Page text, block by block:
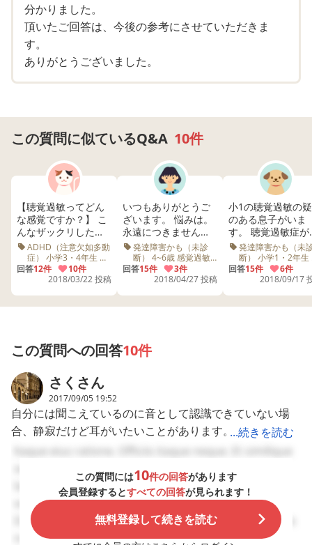
分かりました。
頂いたご回答は、今後の参考にさせていただきま
す。
ありがとうございました。
この質問に似ているQ&A 10件
【聴覚過敏ってどん
な感覚ですか？】 こ
んなザックリした質
問ですいません。 カ
テゴリも「お悩み聞
いて！」ですが、悩
みではなく、知る事
で息子により良い対
応が出来れば…と思
過敏（だけでなく、
感覚全般に過敏だそ
うですが）を持って
いると心理士さんか
ら言われました。 至
って平気そうにして
いるけども、行動の
端々に感覚過敏を思
るそうです。 そうい
えば…彼は赤ちゃん
の頃、何もない空間
をジッと見つめた
り、何の音も聞こえ
ないのに飼い猫と同
じタイミングで振り
ADHD（注意欠如多動
症） 小学3・4年生 感
覚過敏 聴覚過敏
回答12件
10件
2018/03/22 投稿
いつもありがとうご
ざいます。 悩みは。
永遠につきません
ね。 娘の特性、理解
しきれていませんで
した。というか、後
から出る特性もあり
ますか？ もしくは、
ちょっとあるのか
てありますか？ 聴覚
過敏は、そこまでで
の。痛いの」と。 保
育園だとなるようで
す。 先生は、知って
いましたが、私も知
っていると思ってい
たようでした。 それ
で、たまに、耳を抑
えたり、パニックに
す。 なんだか、急に
発達障害かも（未診
断） 4~6歳 感覚過敏
聴覚過敏 保育園 先生
パニック
回答15件
3件
2018/04/27 投稿
小1の聴覚過敏の
のある息子がいま
す。 聴覚過敏症が
化しているのでの
鼻咽喉科を受診を
んでいます。 実際に
耳鼻咽喉科で聴覚
敏の治療をしてい
方はいらっしゃい
発達障害かも（未
断） 小学1・2年生
覚過敏
回答15件
6件
2018/09/17
この質問への回答10件
さく さん
2017/09/05 19:52
自分には聞こえているのに音として認識できていない場
合、静寂だけど耳がいたいことがあります。 すんでいる
アパートの一階上の部屋でラジオが鳴り、同じ階の２つ隣
の部屋でテレビがなっていると、自分の部屋では何も聞こ
えないけど耳がいたくてたまりません。 お医者さんはそ
の２つの音源が不協和音となり聞こえているけど、私の頭
では音として認識できていない可能性を指摘されました。
確かにその両方の部屋で音がなると耳が痛いけど、どちら
...続きを読む
Itaque eius ratione. Officiis itaque neque. Et similique
sed. Alias dignissimos harum. Rem consequatur
laboriosam. Nihil voluptatem ut. Adipisci delectus
vero. Id et assumenda. In quis et. Tempore quis est.
Dignissimos velit est. Minima quod ut. Pariatur officiis
nobis. Id illum ipsum. Deserunt voluptatem error.
この質問には10件の回答があります
会員登録するとすべての回答が見られます！
無料登録して続きを読む